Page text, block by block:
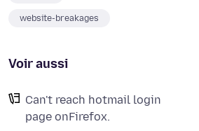
website-breakages
Voir aussi
Can't reach hotmail login
page onFirefox.